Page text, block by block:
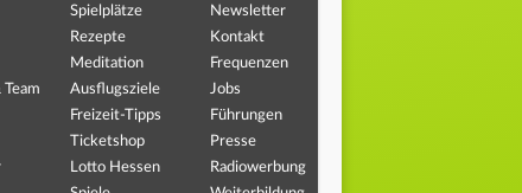
Spielplätze
Rezepte
Meditation
Ausflugsziele
Freizeit-Tipps
Ticketshop
Lotto Hessen
Newsletter
Kontakt
Frequenzen
Jobs
Führungen
Presse
Radiowerbung